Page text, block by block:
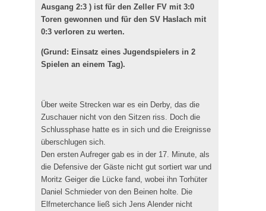
Ausgang 2:3 ) ist für den Zeller FV mit 3:0
Toren gewonnen und für den SV Haslach mit
0:3 verloren zu werten.
(Grund: Einsatz eines Jugendspielers in 2
Spielen an einem Tag).
Über weite Strecken war es ein Derby, das die
Zuschauer nicht von den Sitzen riss. Doch die
Schlussphase hatte es in sich und die Ereignisse
überschlugen sich.
Den ersten Aufreger gab es in der 17. Minute, als
die Defensive der Gäste nicht gut sortiert war und
Moritz Geiger die Lücke fand, wobei ihn Torhüter
Daniel Schmieder von den Beinen holte. Die
Elfmeterchance ließ sich Jens Alender nicht